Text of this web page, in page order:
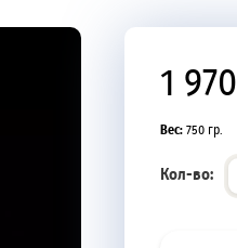
1
Вес: 750 гр.
Кол-во: